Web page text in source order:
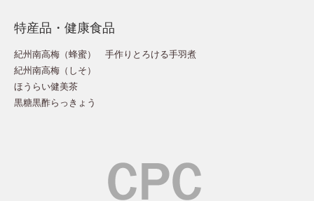
特産品・健康食品
紀州南高梅（蜂蜜）
手作りとろける手羽煮
紀州南高梅（しそ）
ほうらい健美茶
黒糖黒酢らっきょう